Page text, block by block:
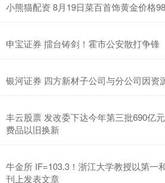
小熊猫配资 8月19日菜百首饰黄金价格
申宝证券 擂台铸剑！霍市公安散打争锋
银河证券 四方新材子公司与分公司因资
丰云股票 发改委下达今年第三批690亿
费品以旧换新
牛金所 IF=103.3！浙江大学教授以第一
刊上发表文章